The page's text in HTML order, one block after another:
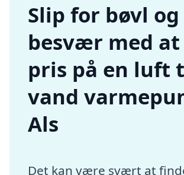
Slip for bøvl og
besvær med at
pris på en luft
vand
Als
Det kan være svært at